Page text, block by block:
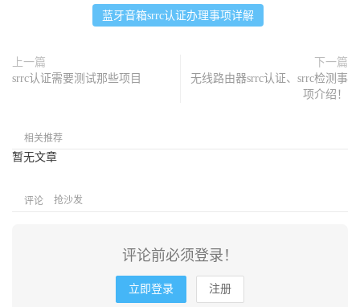
蓝牙音箱srrc认证办理事项详解
上一篇
srrc认证需要测试那些项目
下一篇
无线路由器srrc认证、srrc检测事
项介绍！
相关推荐
暂无文章
评论 抢沙发
评论前必须登录！
立即登录 注册